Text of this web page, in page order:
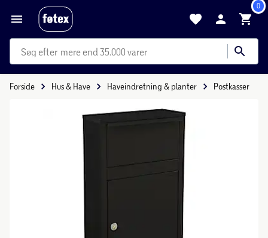
0
mere end 35.000 varer
Forside Hus & Have Haveindretning & planter Postkasser